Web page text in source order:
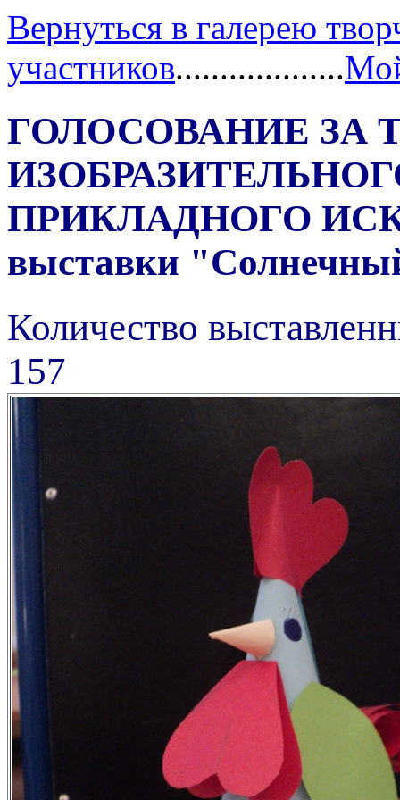
Вернуться в галерею
участников...................
ГОЛОСОВАНИЕ ЗА
ПРИКЛАДНОГО
выставки
Количество
157